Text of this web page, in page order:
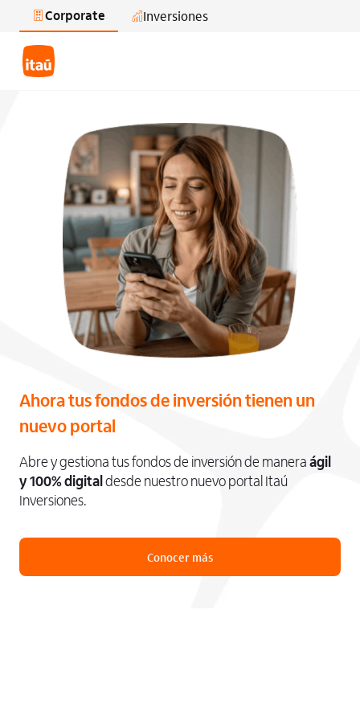
Saltar al contenido principal
Corporate Inversiones
Ahora tus fondos de inversión tienen un
nuevo portal
Abre y gestiona tus fondos de inversión de manera ágil
y 100% digitaldesde nuestro nuevo portal Itaú
Inversiones.
Conocer más